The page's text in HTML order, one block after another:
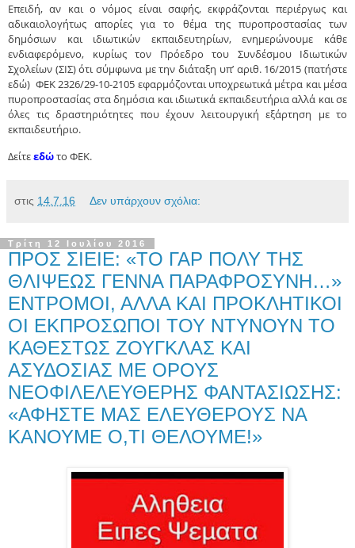
Επειδή, αν και ο νόμος είναι σαφής, εκφράζονται περιέργως και
αδικαιολογήτως απορίες για το θέμα της πυροπροστασίας των
δημόσιων και ιδιωτικών εκπαιδευτηρίων, ενημερώνουμε κάθε
ενδιαφερόμενο, κυρίως τον Πρόεδρο του Συνδέσμου Ιδιωτικών
Σχολείων (ΣΙΣ) ότι σύμφωνα με την διάταξη υπ’ αριθ. 16/2015 (πατήστε
εδώ) ΦΕΚ 2326/29-10-2105 εφαρμόζονται υποχρεωτικά μέτρα και μέσα
πυροπροστασίας στα δημόσια και ιδιωτικά εκπαιδευτήρια αλλά και σε
όλες τις δραστηριότητες που έχουν λειτουργική εξάρτηση με το
εκπαιδευτήριο.
Δείτεεδώτο ΦΕΚ.
στις 14.7.16 Δεν υπάρχουν σχόλια:
Τρίτη 12 Ιουλίου 2016
ΠΡΟΣ ΣΙΕΙΕ: «ΤΟ ΓΑΡ ΠΟΛΥ ΤΗΣ
ΘΛΙΨΕΩΣ ΓΕΝΝΑ ΠΑΡΑΦΡΟΣΥΝΗ…»
ΕΝΤΡΟΜΟΙ, ΑΛΛΑ ΚΑΙ ΠΡΟΚΛΗΤΙΚΟΙ
ΟΙ ΕΚΠΡΟΣΩΠΟΙ ΤΟΥ ΝΤΥΝΟΥΝ ΤΟ
ΚΑΘΕΣΤΩΣ ΖΟΥΓΚΛΑΣ ΚΑΙ
ΑΣΥΔΟΣΙΑΣ ΜΕ ΟΡΟΥΣ
ΝΕΟΦΙΛΕΛΕΥΘΕΡΗΣ ΦΑΝΤΑΣΙΩΣΗΣ:
«ΑΦΗΣΤΕ ΜΑΣ ΕΛΕΥΘΕΡΟΥΣ ΝΑ
ΚΑΝΟΥΜΕ Ο,ΤΙ ΘΕΛΟΥΜΕ!»